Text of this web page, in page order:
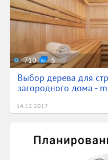
710 6
Выбор дерева для
загородного дома -
14.12.2017